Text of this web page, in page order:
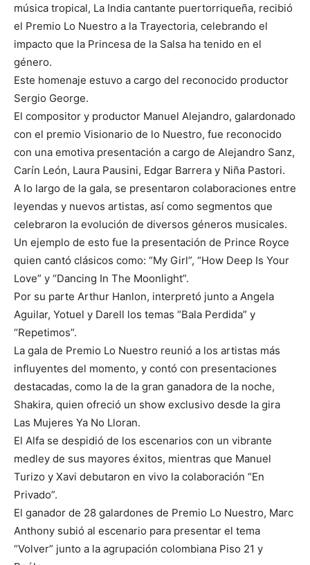
música tropical, La India cantante puertorriqueña, recibió
el Premio Lo Nuestro a la Trayectoria, celebrando el
impacto que la Princesa de la Salsa ha tenido en el
género.
Este homenaje estuvo a cargo del reconocido productor
Sergio George.
El compositor y productor Manuel Alejandro, galardonado
con el premio Visionario de lo Nuestro, fue reconocido
con una emotiva presentación a cargo de Alejandro Sanz,
Carín León, Laura Pausini, Edgar Barrera y Niña Pastori.
A lo largo de la gala, se presentaron colaboraciones entre
leyendas y nuevos artistas, así como segmentos que
celebraron la evolución de diversos géneros musicales.
Un ejemplo de esto fue la presentación de Prince Royce
quien cantó clásicos como: “My Girl”, “How Deep Is Your
Love” y “Dancing In The Moonlight”.
Por su parte Arthur Hanlon, interpretó junto a Angela
Aguilar, Yotuel y Darell los temas “Bala Perdida” y
“Repetimos”.
La gala de Premio Lo Nuestro reunió a los artistas más
influyentes del momento, y contó con presentaciones
destacadas, como la de la gran ganadora de la noche,
Shakira, quien ofreció un show exclusivo desde la gira
Las Mujeres Ya No Lloran.
El Alfa se despidió de los escenarios con un vibrante
medley de sus mayores éxitos, mientras que Manuel
Turizo y Xavi debutaron en vivo la colaboración “En
Privado”.
El ganador de 28 galardones de Premio Lo Nuestro, Marc
Anthony subió al escenario para presentar el tema
“Volver” junto a la agrupación colombiana Piso 21 y